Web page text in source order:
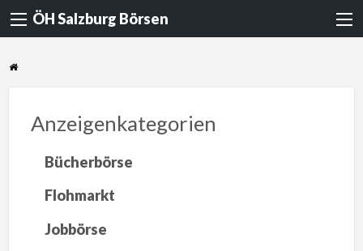
ÖH Salzburg Börsen
Anzeigenkategorien
Bücherbörse
Flohmarkt
Jobbörse